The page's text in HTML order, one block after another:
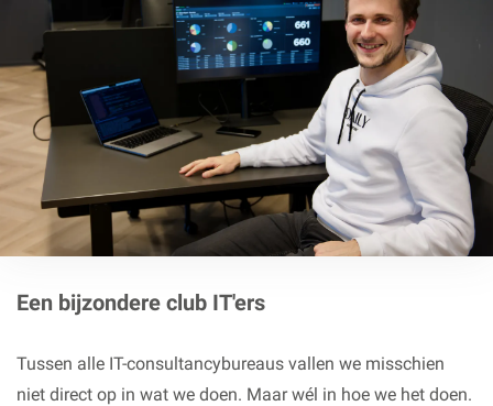
Een bijzondere club IT'ers
Tussen alle IT-consultancybureaus vallen we misschien
niet direct op in wat we doen. Maar wél in hoe we het doen.